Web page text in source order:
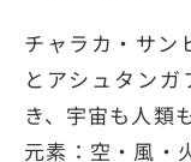
チャラカ・サン
とアシュタン
き、宇宙も人類
元素：空・風・